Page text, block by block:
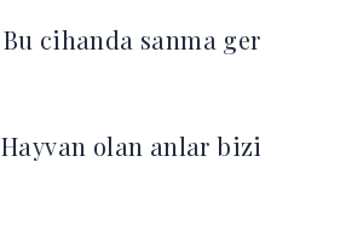
Bu cihanda sanma ger
Hayvan olan anlar bizi